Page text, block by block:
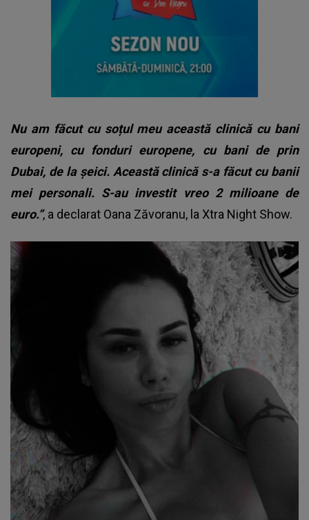
Nu am făcut cu soțul meu această clinică cu bani
europeni, cu fonduri europene, cu bani de prin
Dubai, de la șeici. Această clinică s-a făcut cu banii
mei personali. S-au investit vreo 2 milioane de
euro.”, a declarat Oana Zăvoranu, la Xtra Night Show.